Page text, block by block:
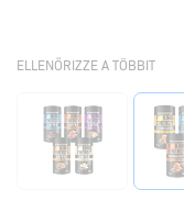
ELLENŐRIZZE A TÖBBIT